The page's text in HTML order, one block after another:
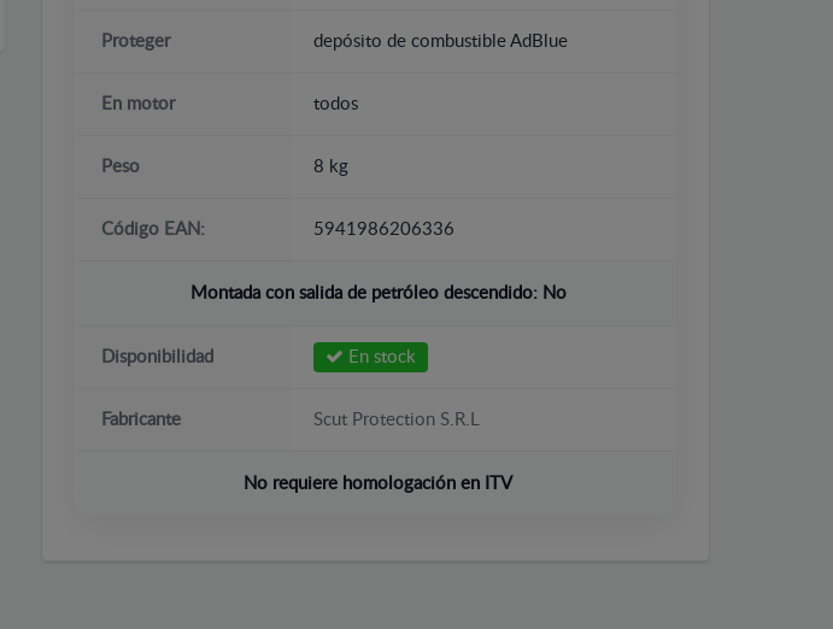
Proteger depósito de combustible AdBlue
En motor todos
Peso 8 kg
Código EAN: 5941986206336
Montada con salida de petróleo descendido: No
Disponibilidad En stock
Fabricante Scut Protection S.R.L
No requiere homologación en ITV